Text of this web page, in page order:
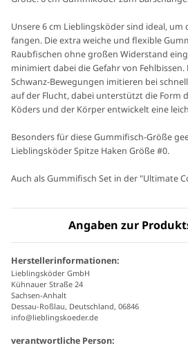
Unsere 6 cm Lieblingsköder sind ideal, um
fangen. Die extra weiche und flexible
Raubfischen ohne großen Widerstand
minimiert dabei die Gefahr von
Schwanz-Bewegungen imitieren bei
auf der Flucht, dabei unterstützt die Form
Köders und der Körper entwickelt eine
Besonders für diese Gummifisch-Größe
Lieblingsköder Spitze Haken Größe #0.
Auch als Gummifisch Set in der "Ultimate
Angaben zur
Herstellerinformationen:
Lieblingsköder GmbH
Kühnauer Straße 24
Sachsen-Anhalt
Dessau-Roßlau, Deutschland, 06846
info@lieblingskoeder.de
verantwortliche Person: